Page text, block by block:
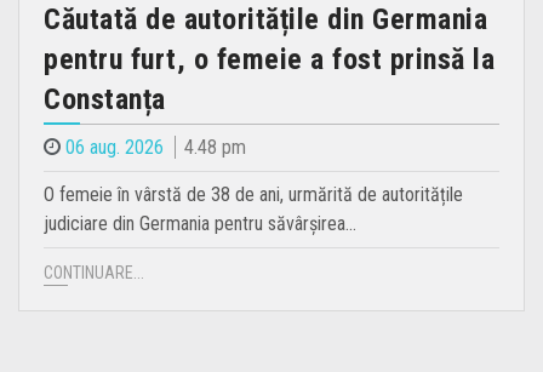
Căutată de autoritățile din Germania
pentru furt, o femeie a fost prinsă la
Constanța
06 aug. 2026 4.48 pm
O femeie în vârstă de 38 de ani, urmărită de autoritățile
judiciare din Germania pentru săvârșirea…
CONTINUARE...